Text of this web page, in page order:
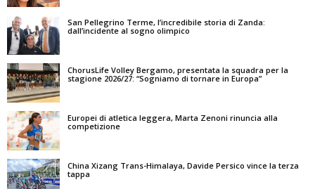
San Pellegrino Terme, l’incredibile storia di Zanda:
dall’incidente al sogno olimpico
ChorusLife Volley Bergamo, presentata la squadra per la
stagione 2026/27: “Sogniamo di tornare in Europa”
Europei di atletica leggera, Marta Zenoni rinuncia alla
competizione
China Xizang Trans-Himalaya, Davide Persico vince la terza
tappa